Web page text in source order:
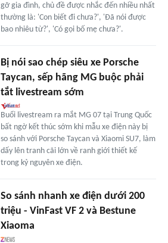
gỡ gia đình, chủ đề được nhắc đến nhiều nhất
thường là: 'Con biết đi chưa?', 'Đã nói được
bao nhiêu từ?', 'Có gọi bố mẹ chưa?'.
Bị nói sao chép siêu xe Porsche
Taycan, sếp hãng MG buộc phải
tắt livestream sớm
Buổi livestream ra mắt MG 07 tại Trung Quốc
bất ngờ kết thúc sớm khi mẫu xe điện này bị
so sánh với Porsche Taycan và Xiaomi SU7, làm
dấy lên tranh cãi lớn về ranh giới thiết kế
trong kỷ nguyên xe điện.
So sánh nhanh xe điện dưới 200
triệu - VinFast VF 2 và Bestune
Xiaoma